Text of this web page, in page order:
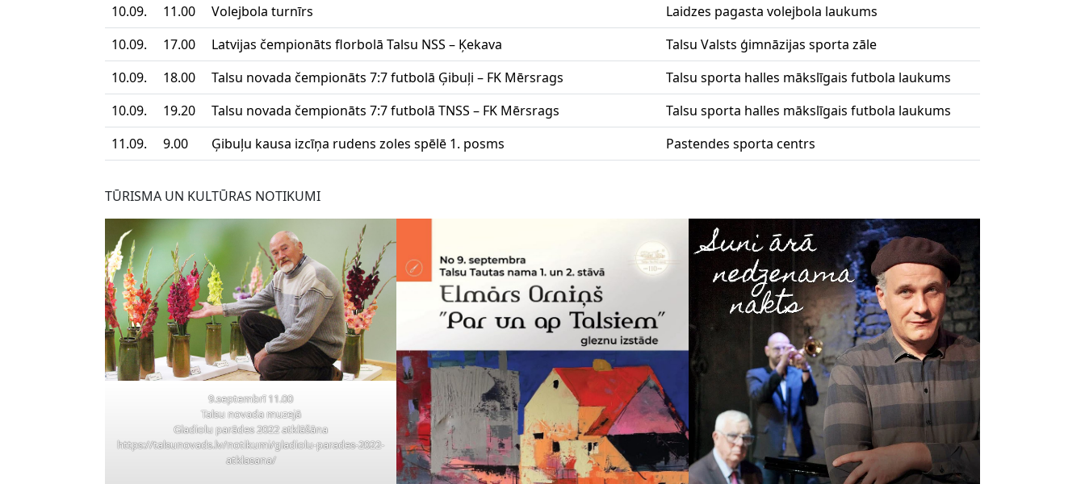
10.09.
11.00 Volejbola turnīrs
Laidzes pagasta volejbola laukums
10.09.
17.00 Latvijas čempionāts florbolā Talsu NSS – Ķekava
Talsu Valsts ģimnāzijas sporta zāle
10.09.
18.00 Talsu novada čempionāts 7:7 futbolā Ģibuļi – FK Mērsrags
Talsu sporta halles mākslīgais futbola laukums
10.09.
19.20 Talsu novada čempionāts 7:7 futbolā TNSS – FK Mērsrags
Talsu sporta halles mākslīgais futbola laukums
11.09.
9.00 Ģibuļu kausa izcīņa rudens zoles spēlē 1. posms Pastendes sporta centrs
TŪRISMA UN KULTŪRAS NOTIKUMI
9.septembrī 11.00
Talsu novada muzejā
Gladiolu parādes 2022 atklāšāna
https://talsunovads.lv/notikumi/gladiolu-parades-2022-
atklasana/